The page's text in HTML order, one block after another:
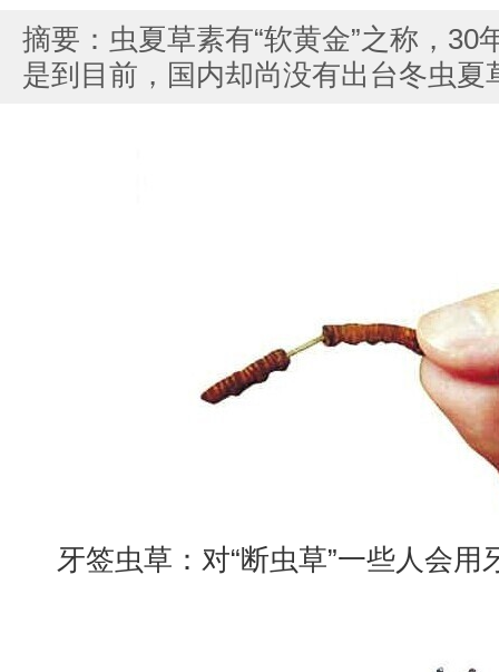
摘要：虫夏草素有“软黄金”之称，30
是到目前，国内却尚没有出台冬虫夏
牙签虫草：对“断虫草”一些人会